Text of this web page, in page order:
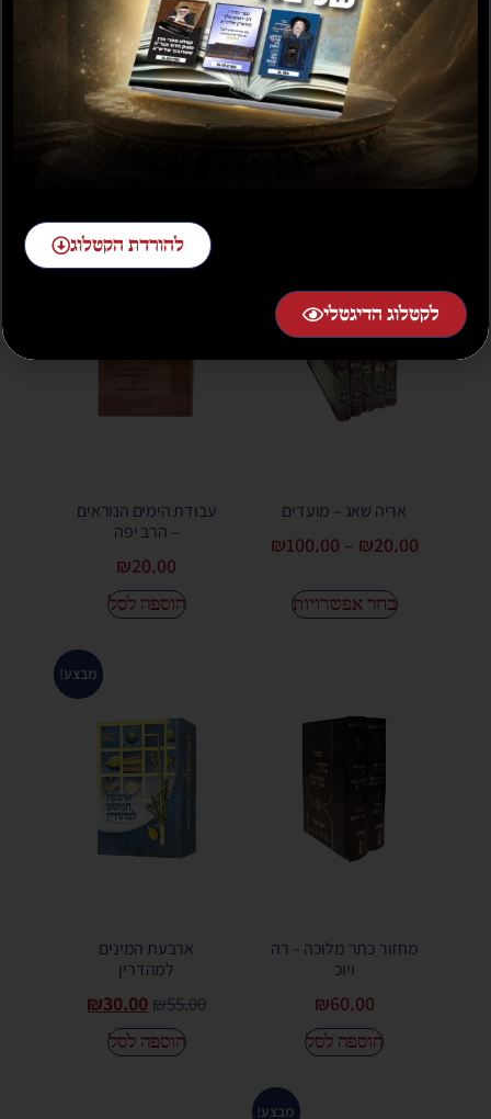
מקבים סט ב' כרכים
₪50.00
–
₪100.00
WHY WE CELEBRATE
₪30.00
אריה שאג – מועדים
₪20.00
–
₪100.00
בחר אפשרויות
עבודת הימים הנוראים
– הרב יפה
₪20.00
הוספה לסל
מחזור כתר מלוכה – רה
ויוכ
₪60.00
הוספה לסל
מבצע!
ארבעת המינים
למהדרין
₪55.00
₪30.00
הוספה לסל
מבצע!
להורדת הקטלוג
לקטלוג הדיגטלי